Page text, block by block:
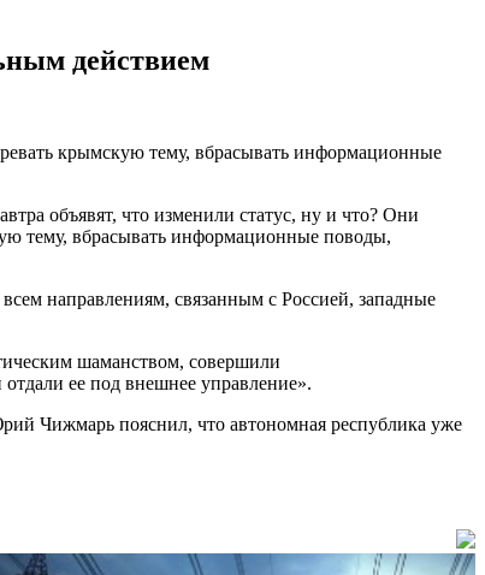
действием
крымскую тему, вбрасывать информационные
объявят, что изменили статус, ну и что? Они
тему, вбрасывать информационные поводы,
направлениям, связанным с Россией, западные
шаманством, совершили
ее под внешнее управление».
Чижмарь пояснил, что автономная республика уже